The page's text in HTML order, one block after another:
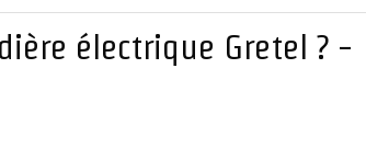
électrique Gretel ? -